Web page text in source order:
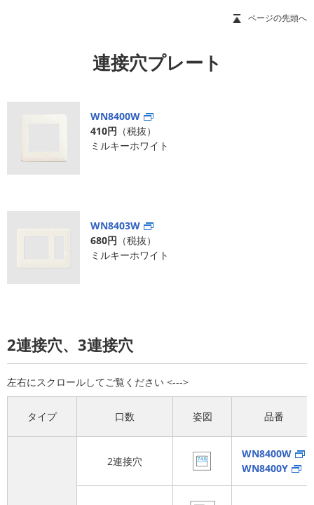
ページの先頭へ
連接穴プレート
WN8400W
410円 （税抜）
ミルキーホワイト
WN8403W
680円 （税抜）
ミルキーホワイト
2連接穴、3連接穴
タイプ 口数 姿図 品番
2連接穴
WN8400W
WN8400Y